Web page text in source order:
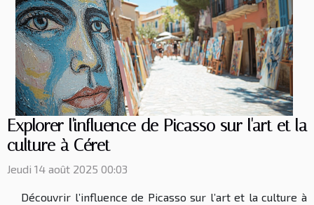
Explorer l'influence de Picasso sur l'art et la
culture à Céret
Jeudi 14 août 2025 00:03
Découvrir l’influence de Picasso sur l’art et la culture à